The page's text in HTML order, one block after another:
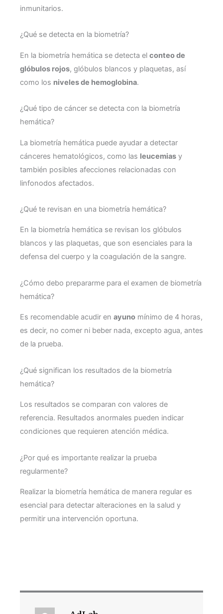
inmunitarios.
¿Qué se detecta en la biometría?
En la biometría hemática se detecta el conteo de
glóbulos rojos, glóbulos blancos y plaquetas, así
como los niveles de hemoglobina.
¿Qué tipo de cáncer se detecta con la biometría
hemática?
La biometría hemática puede ayudar a detectar
cánceres hematológicos, como las leucemias y
también posibles afecciones relacionadas con
linfonodos afectados.
¿Qué te revisan en una biometría hemática?
En la biometría hemática se revisan los glóbulos
blancos y las plaquetas, que son esenciales para la
defensa del cuerpo y la coagulación de la sangre.
¿Cómo debo prepararme para el examen de biometría
hemática?
Es recomendable acudir en ayuno mínimo de 4 horas,
es decir, no comer ni beber nada, excepto agua, antes
de la prueba.
¿Qué significan los resultados de la biometría
hemática?
Los resultados se comparan con valores de
referencia. Resultados anormales pueden indicar
condiciones que requieren atención médica.
¿Por qué es importante realizar la prueba
regularmente?
Realizar la biometría hemática de manera regular es
esencial para detectar alteraciones en la salud y
permitir una intervención oportuna.